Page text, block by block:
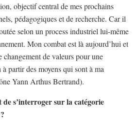
objectif central de mes prochains
pédagogiques et de recherche. Car il
selon un process industriel lui-même
Mon combat est là aujourd’hui et
changement de valeurs pour une
partir des moyens qui sont à ma
Yann Arthus Bertrand).
s’interroger sur la catégorie